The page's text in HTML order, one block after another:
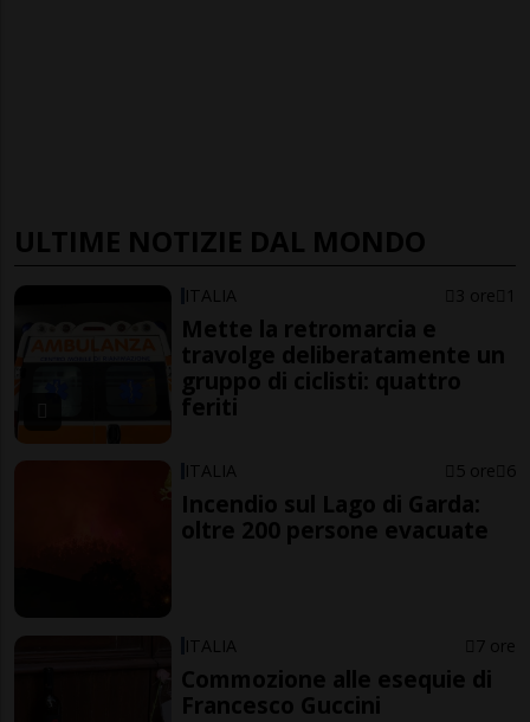
ULTIME NOTIZIE DAL MONDO
ITALIA 3 ore 1
Mette la retromarcia e
travolge deliberatamente un
gruppo di ciclisti: quattro
feriti
ITALIA 5 ore 6
Incendio sul Lago di Garda:
oltre 200 persone evacuate
ITALIA 7 ore
Commozione alle esequie di
Francesco Guccini